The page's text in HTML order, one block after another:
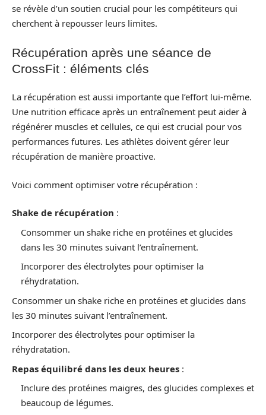
se révèle d’un soutien crucial pour les compétiteurs qui
cherchent à repousser leurs limites.
Récupération après une séance de
CrossFit : éléments clés
La récupération est aussi importante que l’effort lui-même.
Une nutrition efficace après un entraînement peut aider à
régénérer muscles et cellules, ce qui est crucial pour vos
performances futures. Les athlètes doivent gérer leur
récupération de manière proactive.
Voici comment optimiser votre récupération :
Shake de récupération :
Consommer un shake riche en protéines et glucides
dans les 30 minutes suivant l’entraînement.
Incorporer des électrolytes pour optimiser la
réhydratation.
Consommer un shake riche en protéines et glucides dans
les 30 minutes suivant l’entraînement.
Incorporer des électrolytes pour optimiser la
réhydratation.
Repas équilibré dans les deux heures :
Inclure des protéines maigres, des glucides complexes et
beaucoup de légumes.